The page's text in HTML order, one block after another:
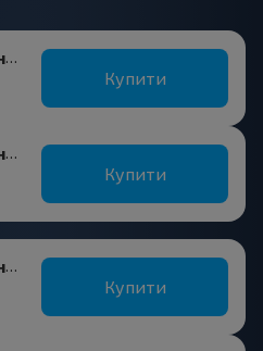
Крапивня, Березинский р-н МИНСКАЯ ОБЛ.
Купити
Крапивня, Березинский р-н МИНСКАЯ ОБЛ.
Купити
Крапивня, Березинский р-н МИНСКАЯ ОБЛ.
Купити